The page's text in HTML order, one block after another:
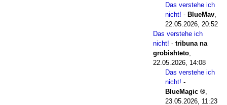
Das verstehe ich
nicht! - BlueMav
22.05.2026, 20:52
Das verstehe ich
nicht! - tribuna na
grobishteto
22.05.2026, 14:08
Das verstehe ich
nicht! -
BlueMagic
23.05.2026, 11:23